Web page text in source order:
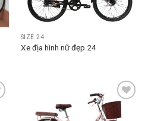
SIZE 24
Xe địa hình nữ đẹp 24
Add to
wishlist